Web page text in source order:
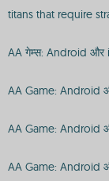
titans that require
AA गेम्स: Android और
AA Game: Android
AA Game: Android
AA Game: Android